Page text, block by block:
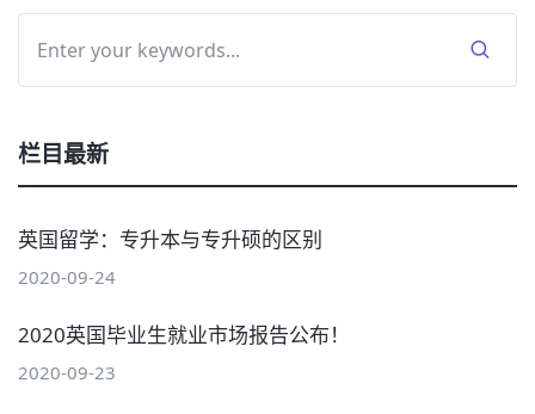
栏目最新
英国留学：专升本与专升硕的区别
2020-09-24
2020英国毕业生就业市场报告公布！
2020-09-23